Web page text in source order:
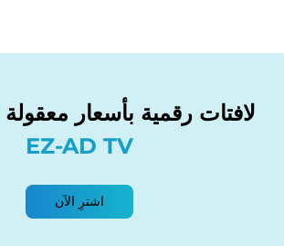
لافتات رقمية بأسعار معقولة
EZ-AD TV
اشترِ الآن